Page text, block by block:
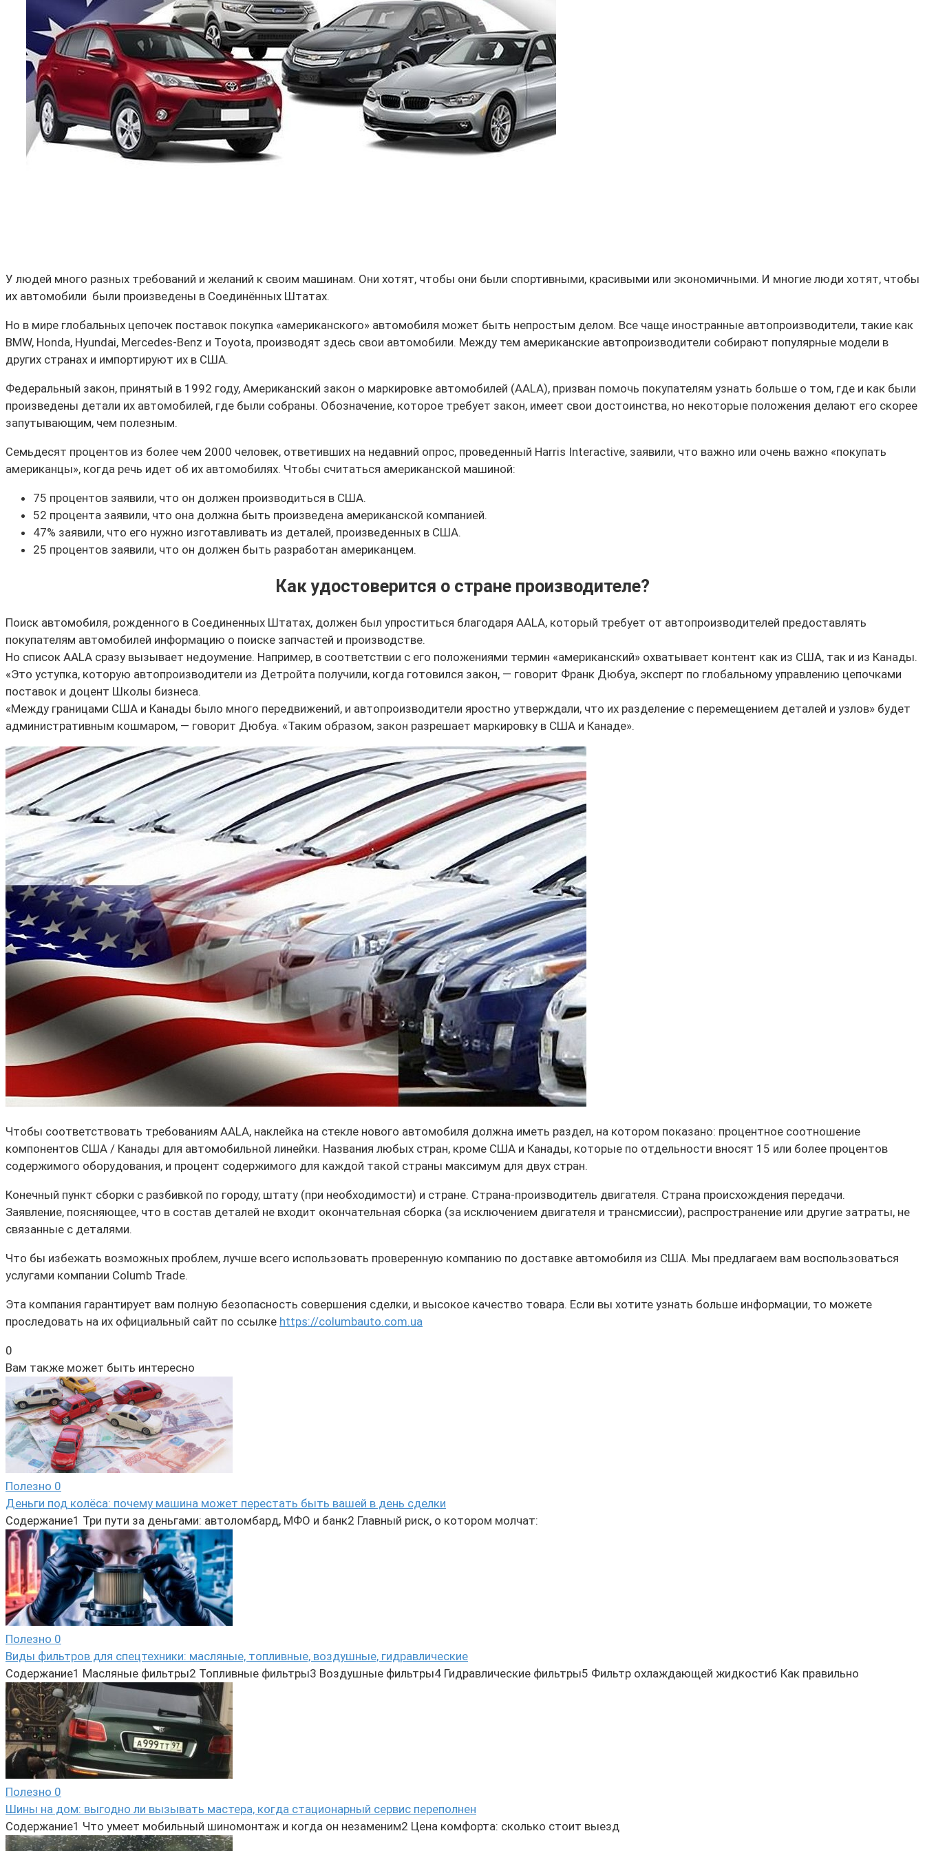
У людей много разных требований и желаний к своим машинам. Они хотят, чтобы они были спортивными, красивыми или экономичными. И многие люди хотят, чтобы
их автомобили были произведены в Соединённых Штатах.
Но в мире глобальных цепочек поставок покупка «американского» автомобиля может быть непростым делом. Все чаще иностранные автопроизводители, такие как
BMW, Honda, Hyundai, Mercedes-Benz и Toyota, производят здесь свои автомобили. Между тем американские автопроизводители собирают популярные модели в
других странах и импортируют их в США.
Федеральный закон, принятый в 1992 году, Американский закон о маркировке автомобилей (AALA), призван помочь покупателям узнать больше о том, где и как были
произведены детали их автомобилей, где были собраны. Обозначение, которое требует закон, имеет свои достоинства, но некоторые положения делают его скорее
запутывающим, чем полезным.
Семьдесят процентов из более чем 2000 человек, ответивших на недавний опрос, проведенный Harris Interactive, заявили, что важно или очень важно «покупать
американцы», когда речь идет об их автомобилях. Чтобы считаться американской машиной:
75 процентов заявили, что он должен производиться в США.
52 процента заявили, что она должна быть произведена американской компанией.
47% заявили, что его нужно изготавливать из деталей, произведенных в США.
25 процентов заявили, что он должен быть разработан американцем.
Как удостоверится о стране производителе?
Поиск автомобиля, рожденного в Соединенных Штатах, должен был упроститься благодаря AALA, который требует от автопроизводителей предоставлять
покупателям автомобилей информацию о поиске запчастей и производстве.
Но список AALA сразу вызывает недоумение. Например, в соответствии с его положениями термин «американский» охватывает контент как из США, так и из Канады.
«Это уступка, которую автопроизводители из Детройта получили, когда готовился закон, — говорит Франк Дюбуа, эксперт по глобальному управлению цепочками
поставок и доцент Школы бизнеса.
«Между границами США и Канады было много передвижений, и автопроизводители яростно утверждали, что их разделение с перемещением деталей и узлов» будет
административным кошмаром, — говорит Дюбуа. «Таким образом, закон разрешает маркировку в США и Канаде».
Чтобы соответствовать требованиям AALA, наклейка на стекле нового автомобиля должна иметь раздел, на котором показано: процентное соотношение
компонентов США / Канады для автомобильной линейки. Названия любых стран, кроме США и Канады, которые по отдельности вносят 15 или более процентов
содержимого оборудования, и процент содержимого для каждой такой страны максимум для двух стран.
Конечный пункт сборки с разбивкой по городу, штату (при необходимости) и стране. Страна-производитель двигателя. Страна происхождения передачи.
Заявление, поясняющее, что в состав деталей не входит окончательная сборка (за исключением двигателя и трансмиссии), распространение или другие затраты, не
связанные с деталями.
Что бы избежать возможных проблем, лучше всего использовать проверенную компанию по доставке автомобиля из США. Мы предлагаем вам воспользоваться
услугами компании Columb Trade.
Эта компания гарантирует вам полную безопасность совершения сделки, и высокое качество товара. Если вы хотите узнать больше информации, то можете
проследовать на их официальный сайт по ссылке https://columbauto.com.ua
0
Вам также может быть интересно
Полезно 0
Деньги под колёса: почему машина может перестать быть вашей в день сделки
Содержание1 Три пути за деньгами: автоломбард, МФО и банк2 Главный риск, о котором молчат:
Полезно 0
Виды фильтров для спецтехники: масляные, топливные, воздушные, гидравлические
Содержание1 Масляные фильтры2 Топливные фильтры3 Воздушные фильтры4 Гидравлические фильтры5 Фильтр охлаждающей жидкости6 Как правильно
Полезно 0
Шины на дом: выгодно ли вызывать мастера, когда стационарный сервис переполнен
Содержание1 Что умеет мобильный шиномонтаж и когда он незаменим2 Цена комфорта: сколько стоит выезд